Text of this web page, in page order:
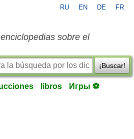
RU EN DE FR
sobre el
¡Buscar!
libros Игры ⚽